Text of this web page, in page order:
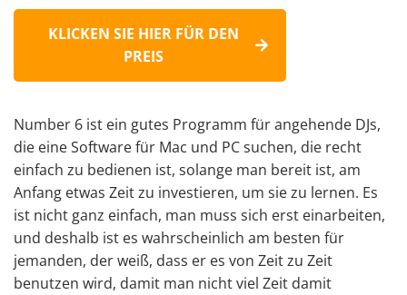
KLICKEN SIE HIER FÜR DEN
PREIS
Number 6 ist ein gutes Programm für angehende DJs,
die eine Software für Mac und PC suchen, die recht
einfach zu bedienen ist, solange man bereit ist, am
Anfang etwas Zeit zu investieren, um sie zu lernen. Es
ist nicht ganz einfach, man muss sich erst einarbeiten,
und deshalb ist es wahrscheinlich am besten für
jemanden, der weiß, dass er es von Zeit zu Zeit
benutzen wird, damit man nicht viel Zeit damit